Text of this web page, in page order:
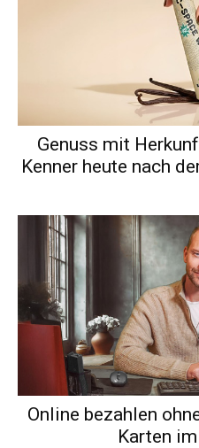
Genuss mit
Kenner heute nach
Online bezahlen
Karten